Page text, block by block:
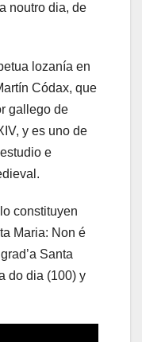
noutro dia, de
lozanía en
Códax, que
gallego de
y es uno de
e
constituyen
Maria: Non é
Santa
do dia (100) y